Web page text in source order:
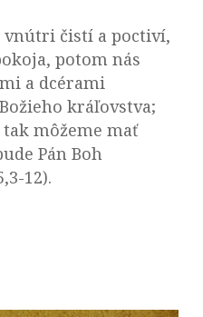
vnútri čistí a poctiví,
potom nás
a dcérami
kráľovstva;
môžeme mať
Pán Boh
12).